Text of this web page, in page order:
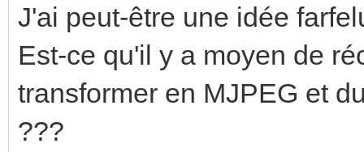
J'ai peut-être une idée
Est-ce qu'il y a moyen de
transformer en MJPEG et
???